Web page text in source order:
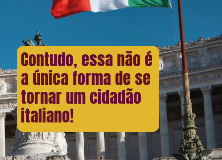
Contudo, essa não é
a única forma de se
tornar um cidadão
italiano!